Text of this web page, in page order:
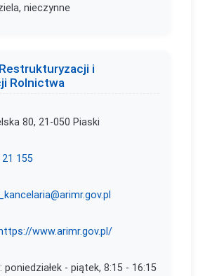
nieczynne
i
Rolnictwa
80, 21-050 Piaski
155
www.arimr.gov.pl/
- piątek, 8:15 - 16:15